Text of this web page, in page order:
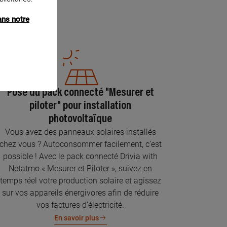
Pose du pack connecté "Mesurer et
piloter" pour installation
photovoltaïque
Vous avez des panneaux solaires installés
chez vous ? Autoconsommer facilement, c’est
possible ! Avec le pack connecté Drivia with
Netatmo « Mesurer et Piloter », suivez en
temps réel votre production solaire et agissez
sur vos appareils énergivores afin de réduire
vos factures d’électricité.
En savoir plus
notre